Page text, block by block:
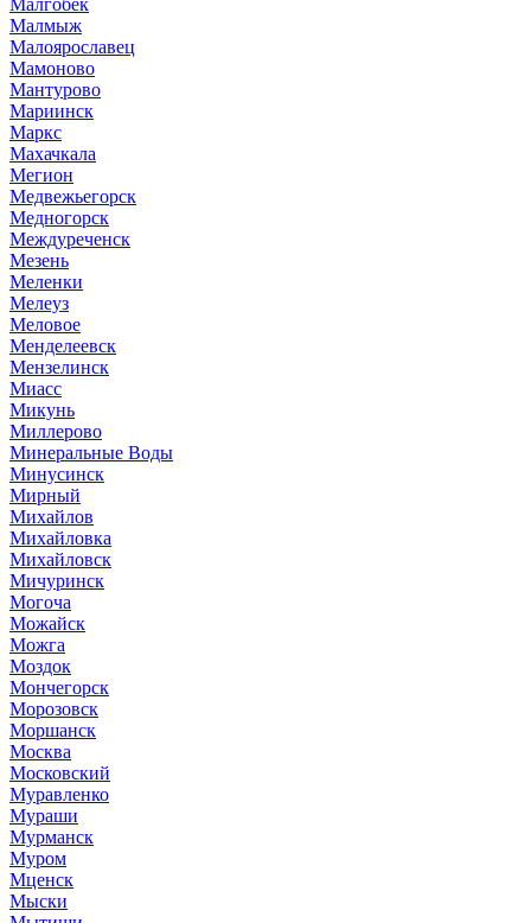
Малмыж
Малоярославец
Мамоново
Мантурово
Мариинск
Маркс
Махачкала
Мегион
Медвежьегорск
Медногорск
Междуреченск
Мезень
Меленки
Мелеуз
Меловое
Менделеевск
Мензелинск
Миасс
Микунь
Миллерово
Минеральные Воды
Минусинск
Мирный
Михайлов
Михайловка
Михайловск
Мичуринск
Могоча
Можайск
Можга
Моздок
Мончегорск
Морозовск
Моршанск
Москва
Московский
Муравленко
Мураши
Мурманск
Муром
Мценск
Мыски